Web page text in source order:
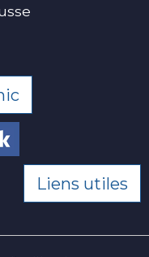
Liens utiles